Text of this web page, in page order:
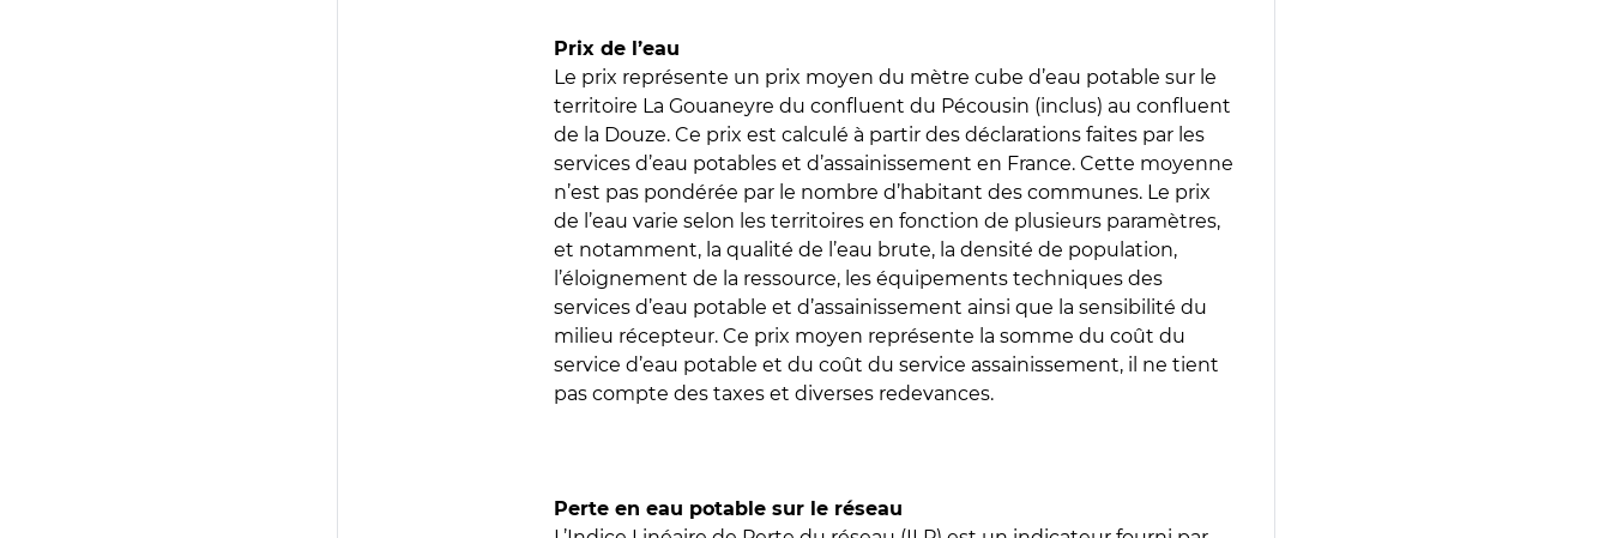
Prix de l’eau
Le prix représente un prix moyen du mètre cube d’eau potable sur le
territoire La Gouaneyre du confluent du Pécousin (inclus) au confluent
de la Douze. Ce prix est calculé à partir des déclarations faites par les
services d’eau potables et d’assainissement en France. Cette moyenne
n’est pas pondérée par le nombre d’habitant des communes. Le prix
de l’eau varie selon les territoires en fonction de plusieurs paramètres,
et notamment, la qualité de l’eau brute, la densité de population,
l’éloignement de la ressource, les équipements techniques des
services d’eau potable et d’assainissement ainsi que la sensibilité du
milieu récepteur. Ce prix moyen représente la somme du coût du
service d’eau potable et du coût du service assainissement, il ne tient
pas compte des taxes et diverses redevances.
Perte en eau potable sur le réseau